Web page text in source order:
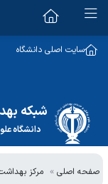
سایت اصلی دانشگاه
شبکه
دانشگاه
ستاد شبکه
امور عمومی
کارگزینی
حراست
بهبود کیفیت
مرکز بهداشت
بهداشت حرفه ای
صفحه اصلی مرکز